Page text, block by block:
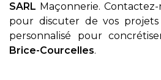
SARL Maçonnerie.
pour discuter de vos
personnalisé pour
Brice-Courcelles.